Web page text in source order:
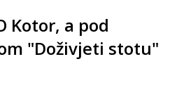
Kotor, a pod
"Doživjeti stotu"